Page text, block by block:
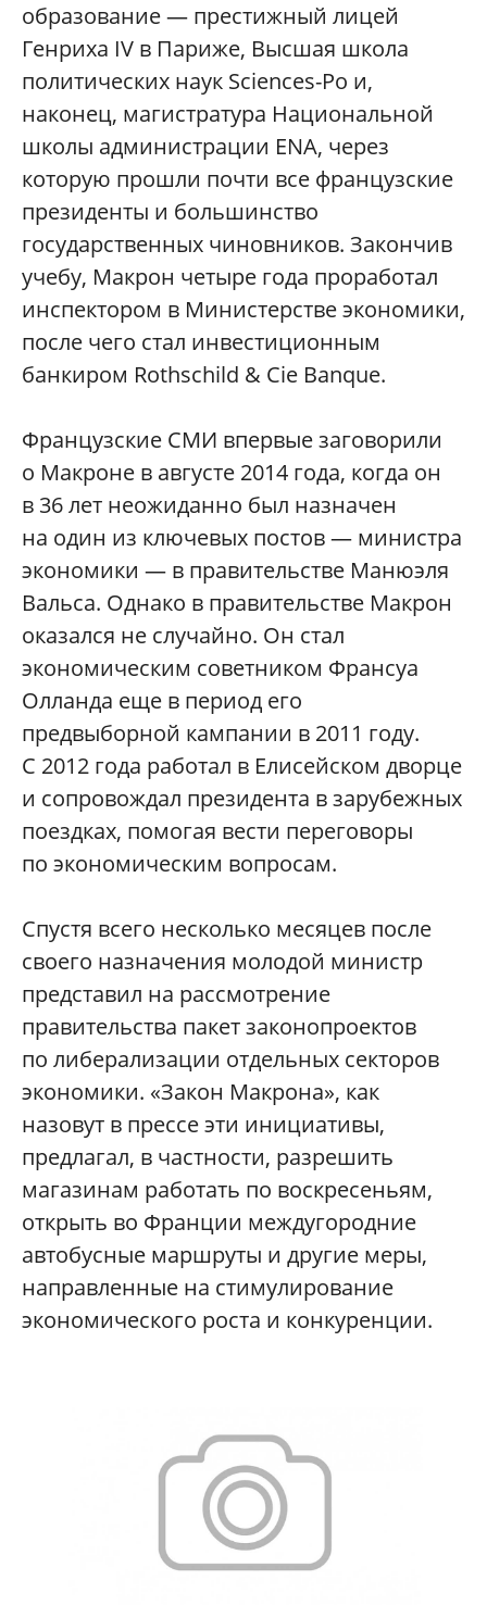
образование — престижный лицей
Генриха IV в Париже, Высшая школа
политических наук Sciences-Po и,
наконец, магистратура Национальной
школы администрации ENA, через
которую прошли почти все французские
президенты и большинство
государственных чиновников. Закончив
учебу, Макрон четыре года проработал
инспектором в Министерстве экономики,
после чего стал инвестиционным
банкиром Rothschild & Cie Banque.
Французские СМИ впервые заговорили
о Макроне в августе 2014 года, когда он
в 36 лет неожиданно был назначен
на один из ключевых постов — министра
экономики — в правительстве Манюэля
Вальса. Однако в правительстве Макрон
оказался не случайно. Он стал
экономическим советником Франсуа
Олланда еще в период его
предвыборной кампании в 2011 году.
С 2012 года работал в Елисейском дворце
и сопровождал президента в зарубежных
поездках, помогая вести переговоры
по экономическим вопросам.
Спустя всего несколько месяцев после
своего назначения молодой министр
представил на рассмотрение
правительства пакет законопроектов
по либерализации отдельных секторов
экономики. «Закон Макрона», как
назовут в прессе эти инициативы,
предлагал, в частности, разрешить
магазинам работать по воскресеньям,
открыть во Франции междугородние
автобусные маршруты и другие меры,
направленные на стимулирование
экономического роста и конкуренции.